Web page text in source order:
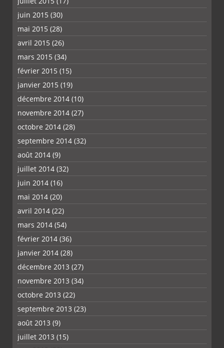
juin 2015 (30)
mai 2015 (28)
avril 2015 (26)
mars 2015 (34)
février 2015 (15)
janvier 2015 (19)
décembre 2014 (10)
novembre 2014 (27)
octobre 2014 (28)
septembre 2014 (32)
août 2014 (9)
juillet 2014 (32)
juin 2014 (16)
mai 2014 (20)
avril 2014 (22)
mars 2014 (54)
février 2014 (36)
janvier 2014 (28)
décembre 2013 (27)
novembre 2013 (34)
octobre 2013 (22)
septembre 2013 (23)
août 2013 (9)
juillet 2013 (15)